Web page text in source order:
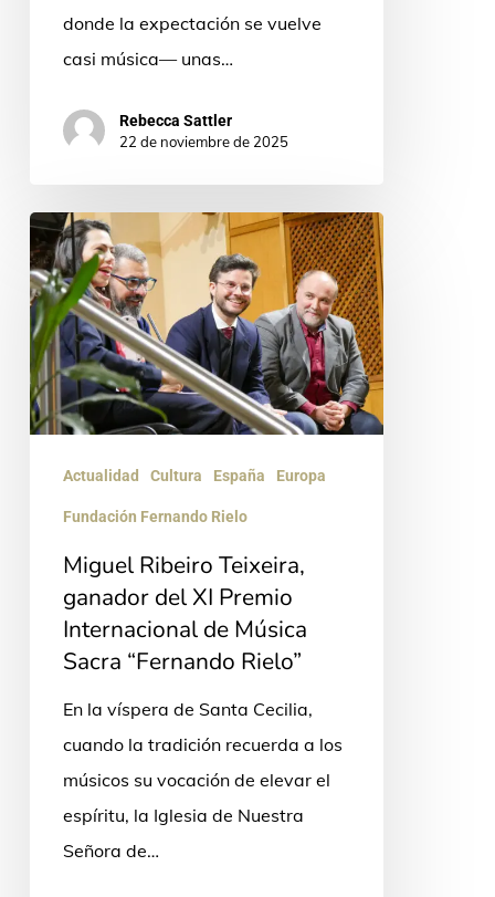
Premio
Internacional
Música
donde la expectación se vuelve
casi música— unas…
Rebecca Sattler
22 de noviembre de 2025
Miguel
Ribeiro
Teixeira,
ganador
del
XI
Premio
Internacional
“Fernando
Rielo”
Actualidad Cultura España Europa
Fundación Fernando Rielo
Miguel Ribeiro Teixeira,
ganador del XI Premio
Internacional de Música
Sacra “Fernando Rielo”
En la víspera de Santa Cecilia,
cuando la tradición recuerda a los
músicos su vocación de elevar el
espíritu, la Iglesia de Nuestra
Señora de…